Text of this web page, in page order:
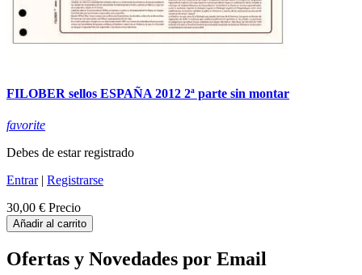
FILOBER sellos ESPAÑA 2012 2ª parte sin montar
favorite
Debes de estar registrado
Entrar| Registrarse
30,00 € Precio
Añadir al carrito
Ofertas y Novedades por Email